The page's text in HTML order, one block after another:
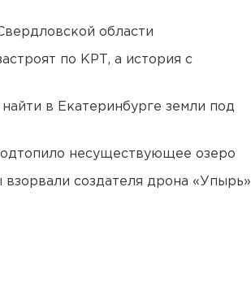
области
по КРТ, а история с
в Екатеринбурге земли под
несуществующее озеро
создателя дрона «Упырь»